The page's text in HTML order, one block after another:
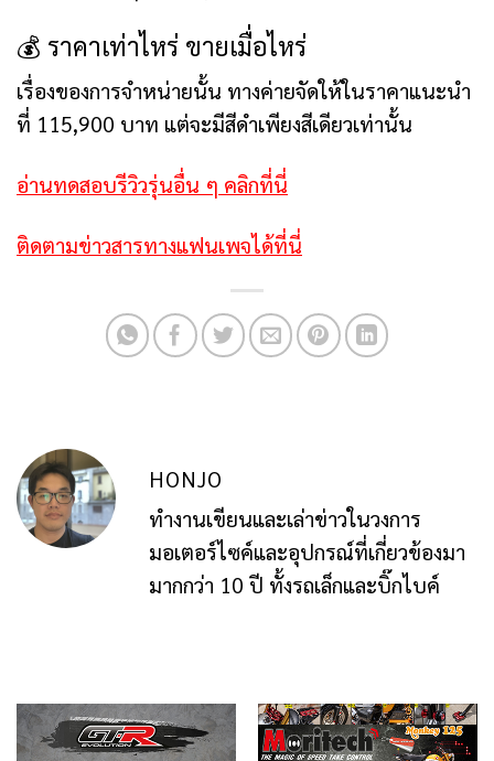
💰 ราคาเท่าไหร่ ขายเมื่อไหร่
เรื่องของการจำหน่ายนั้น ทางค่ายจัดให้ในราคาแนะนำ
ที่ 115,900 บาท แต่จะมีสีดำเพียงสีเดียวเท่านั้น
อ่านทดสอบรีวิวรุ่นอื่น ๆ คลิกที่นี่
ติดตามข่าวสารทางแฟนเพจได้ที่นี่
HONJO
ทำงานเขียนและเล่าข่าวในวงการ
มอเตอร์ไซค์และอุปกรณ์ที่เกี่ยวข้องมา
มากกว่า 10 ปี ทั้งรถเล็กและบิ๊กไบค์